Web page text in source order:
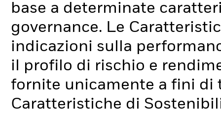
base a determinate
governance. Le
indicazioni sulla
il profilo di rischio e
fornite unicamente a fini di
Caratteristiche di